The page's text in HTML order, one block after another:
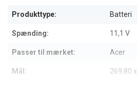
Produkttype: Batteri
Spænding: 11,1 V
Passer til mærket: Acer
Mål: 269,80